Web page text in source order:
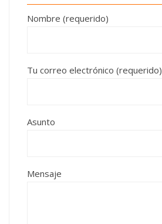
Nombre (requerido)
Tu correo electrónico (requerido)
Asunto
Mensaje